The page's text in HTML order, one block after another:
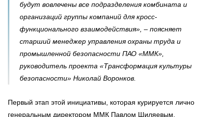
будут вовлечены все подразделения комбината и
организаций группы компаний для кросс-
функционального взаимодействия», – поясняет
старший менеджер управления охраны труда и
промышленной безопасности ПАО «ММК»,
руководитель проекта «Трансформация культуры
безопасности» Николай Воронков.
Первый этап этой инициативы, которая курируется лично
генеральным директором ММК Павлом Шиляевым,